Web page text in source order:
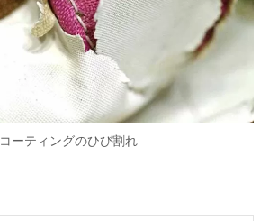
コーティングのひび割れ